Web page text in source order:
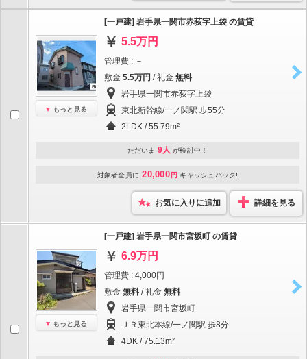
もっと見る
[一戸建] 岩手県一関市赤荻字上袋 の賃貸
5.5万円
管理費 : －
敷金 5.5万円 / 礼金 無料
岩手県一関市赤荻字上袋
東北新幹線/一ノ関駅 歩55分
2LDK / 55.79m²
ただいま 9人 が検討中！
対象者全員に 20,000 円 キャッシュバック!
お気に入りに追加 詳細を見る
もっと見る
[一戸建] 岩手県一関市宮坂町 の賃貸
6.9万円
管理費 : 4,000円
敷金 無料 / 礼金 無料
岩手県一関市宮坂町
ＪＲ東北本線/一ノ関駅 歩8分
4DK / 75.13m²